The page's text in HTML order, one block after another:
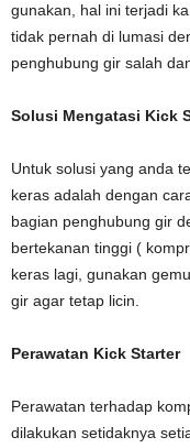
gunakan, hal ini terjadi
tidak pernah di lumasi
penghubung gir salah
Solusi Mengatasi Kick
Untuk solusi yang anda
keras adalah dengan
bagian penghubung gir
bertekanan tinggi (
keras lagi, gunakan
gir agar tetap licin.
Perawatan Kick Starter
Perawatan terhadap
dilakukan setidaknya